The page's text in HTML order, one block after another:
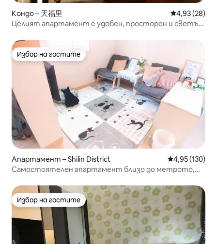
Кондо – 天福里 Средна
4,93 (28)
Целият апартамент е удобен, просторен и светъл,
Тянму
Избор на гостите
Избор на гостите
Апартамент – Shilin District Средна
4,95 (130)
Самостоятелен апартамент близо до метрото,
Избор на гостите
Избор на гостите